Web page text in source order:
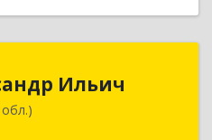
Ильич
обл, Кировград г,